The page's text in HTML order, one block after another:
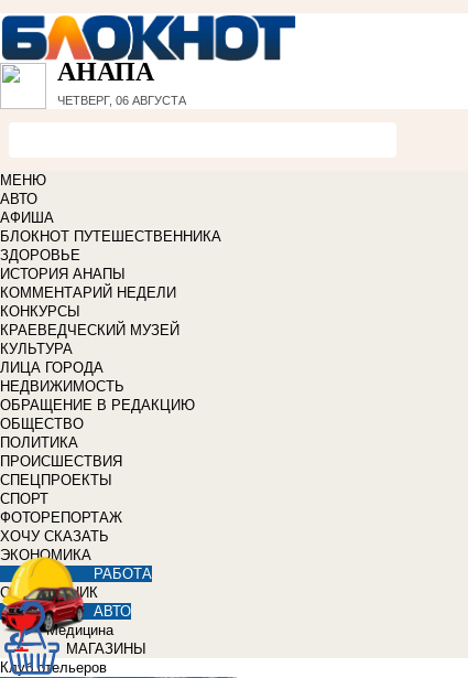
АНАПА
ЧЕТВЕРГ, 06 АВГУСТА
МЕНЮ
АВТО
АФИША
БЛОКНОТ ПУТЕШЕСТВЕННИКА
ЗДОРОВЬЕ
ИСТОРИЯ АНАПЫ
КОММЕНТАРИЙ НЕДЕЛИ
КОНКУРСЫ
КРАЕВЕДЧЕСКИЙ МУЗЕЙ
КУЛЬТУРА
ЛИЦА ГОРОДА
НЕДВИЖИМОСТЬ
ОБРАЩЕНИЕ В РЕДАКЦИЮ
ОБЩЕСТВО
ПОЛИТИКА
ПРОИСШЕСТВИЯ
СПЕЦПРОЕКТЫ
СПОРТ
ФОТОРЕПОРТАЖ
ХОЧУ СКАЗАТЬ
ЭКОНОМИКА
РАБОТА
СПРАВОЧНИК
АВТО
Медицина
МАГАЗИНЫ
Клуб отельеров